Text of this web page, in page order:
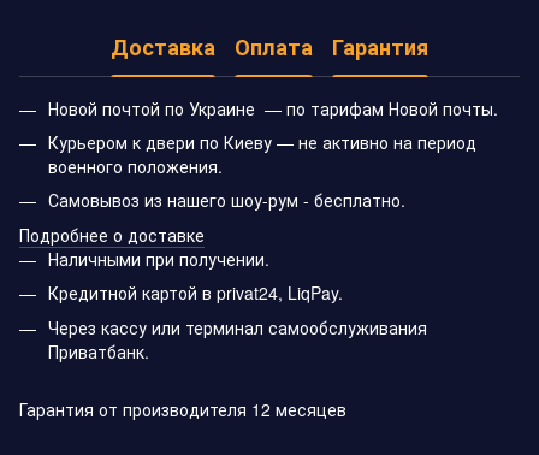
Доставка Оплата Гарантия
Новой почтой по Украине — по тарифам Новой почты.
Курьером к двери по Киеву — не активно на период
военного положения.
Самовывоз из нашего шоу-рум - бесплатно.
Подробнее о доставке
Наличными при получении.
Кредитной картой в privat24, LiqPay.
Через кассу или терминал самообслуживания
Приватбанк.
Гарантия от производителя 12 месяцев